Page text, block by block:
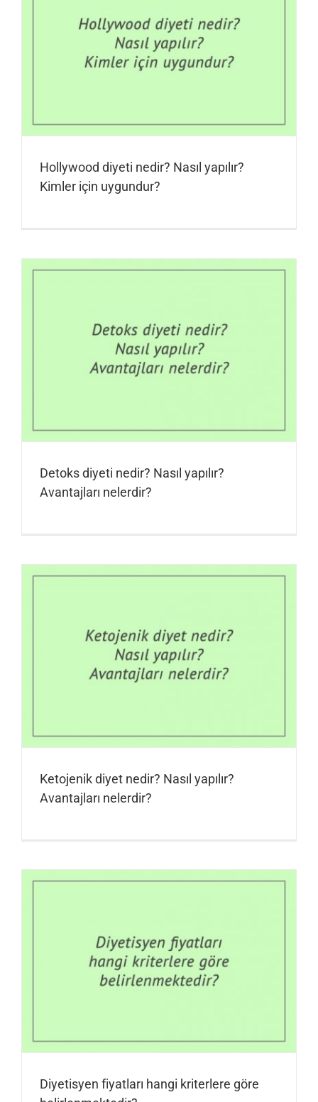
Hollywood diyeti nedir? Nasıl yapılır?
Kimler için uygundur?
Detoks diyeti nedir? Nasıl yapılır?
Avantajları nelerdir?
Ketojenik diyet nedir? Nasıl yapılır?
Avantajları nelerdir?
Diyetisyen fiyatları hangi kriterlere göre